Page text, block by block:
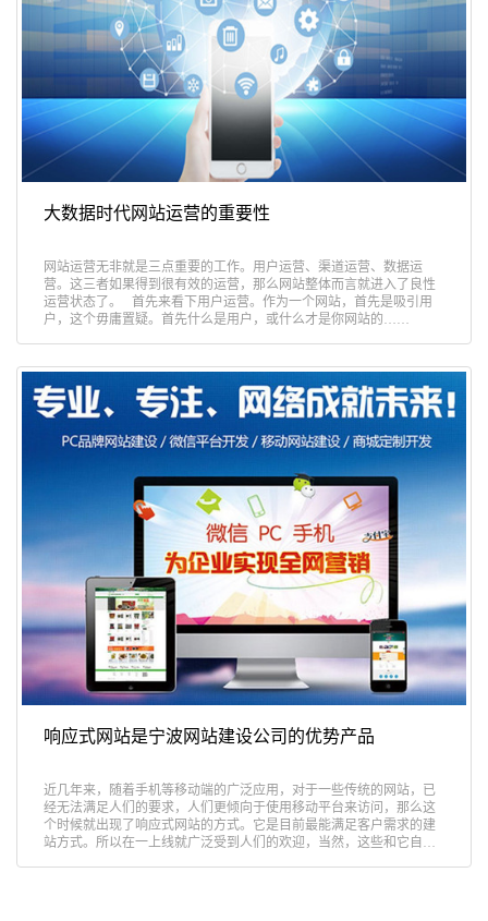
大数据时代网站运营的重要性
网站运营无非就是三点重要的工作。用户运营、渠道运营、数据运
营。这三者如果得到很有效的运营，那么网站整体而言就进入了良性
运营状态了。 首先来看下用户运营。作为一个网站，首先是吸引用
户，这个毋庸置疑。首先什么是用户，或什么才是你网站的……
响应式网站是宁波网站建设公司的优势产品
近几年来，随着手机等移动端的广泛应用，对于一些传统的网站，已
经无法满足人们的要求，人们更倾向于使用移动平台来访问，那么这
个时候就出现了响应式网站的方式。它是目前最能满足客户需求的建
站方式。所以在一上线就广泛受到人们的欢迎，当然，这些和它自身